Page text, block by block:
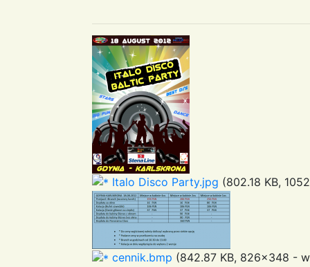
Italo Disco Party.jpg (802.18 KB,
cennik.bmp (842.87 KB, 826x348 -